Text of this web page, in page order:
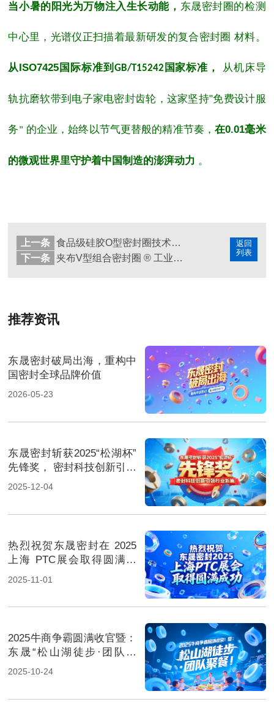
当小暑的阳光为万物注入生长动能， 东晟密封圈 的检测
中心里，光谱仪正扫描着最新研发的复合密封圈 材料。
从 ISO7425 国际标准到 GB/T15242 国家标准， 从机床导
轨抗磨软带到电子家电密封齿轮，这家坚持"免费设计服
务" 的企业，始终以节气更替般的精准节奏，在0.01毫米
的微观世界里守护着中国制造的澎湃动力 。
返回
列表
上一条
食品级硅胶O型密封圈技术特性与应用综述!
下一条
夹布V型组合密封圈 ® 工业领域密封圈技术分析及案例！
推荐资讯
东晟密封破局出海，重构中
国密封全球品牌价值
2026-05-23
东晟密封斩获2025“松湖杯”
先锋奖， 密封科技创新引领
行业新篇！
2025-12-04
热烈祝贺东晟密封在 2025
上海 PTC展会取得圆满成
功！
2025-11-01
2025牛商争霸圆满收官暨：
东晟“松山湖徒步·团队聚
餐”！
2025-10-24